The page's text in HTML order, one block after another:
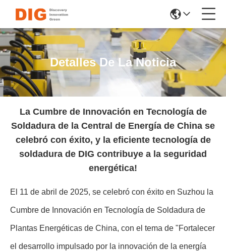
Detalles De La Noticia
La Cumbre de Innovación en Tecnología de
Soldadura de la Central de Energía de China se
celebró con éxito, y la eficiente tecnología de
soldadura de DIG contribuye a la seguridad
energética!
El 11 de abril de 2025, se celebró con éxito en Suzhou la
Cumbre de Innovación en Tecnología de Soldadura de
Plantas Energéticas de China, con el tema de "Fortalecer
el desarrollo impulsado por la innovación de la energía